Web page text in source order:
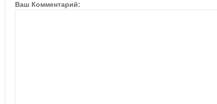
Ваш Комментарий: